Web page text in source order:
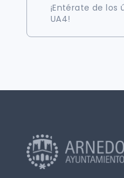
¡Entérate de los
UA4!